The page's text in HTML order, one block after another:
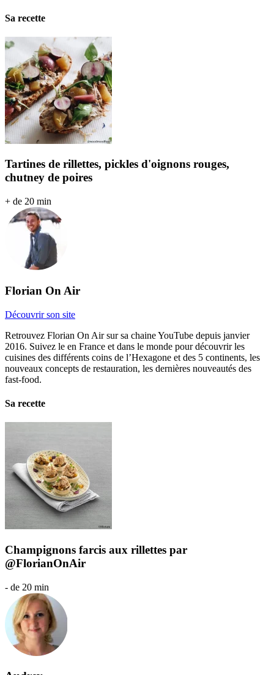
Sa recette
Tartines de rillettes, pickles d'oignons rouges,
chutney de poires
+ de 20 min
Florian On Air
Découvrir son site
Retrouvez Florian On Air sur sa chaine YouTube depuis janvier
2016. Suivez le en France et dans le monde pour découvrir les
cuisines des différents coins de l’Hexagone et des 5 continents, les
nouveaux concepts de restauration, les dernières nouveautés des
fast-food.
Sa recette
Champignons farcis aux rillettes par
@FlorianOnAir
- de 20 min